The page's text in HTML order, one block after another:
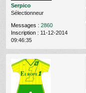
Serpico
Sélectionneur
Messages : 2860
Inscription : 11-12-2014
09:46:35